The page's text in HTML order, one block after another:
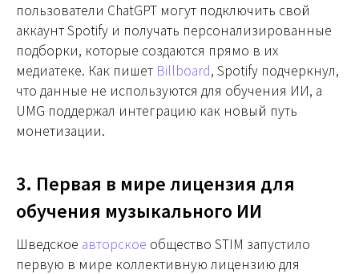
пользователи ChatGPT могут подключить свой
аккаунт Spotify и получать персонализированные
подборки, которые создаются прямо в их
медиатеке. Как пишет Billboard, Spotify подчеркнул,
что данные не используются для обучения ИИ, а
UMG поддержал интеграцию как новый путь
монетизации.
3. Первая в мире лицензия для
обучения музыкального ИИ
Шведское авторское общество STIM запустило
первую в мире коллективную лицензию для